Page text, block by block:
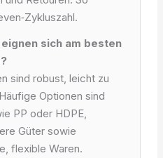
sich am besten
sind robust, leicht zu
Optionen sind
PP oder HDPE,
Güter sowie
flexible Waren.